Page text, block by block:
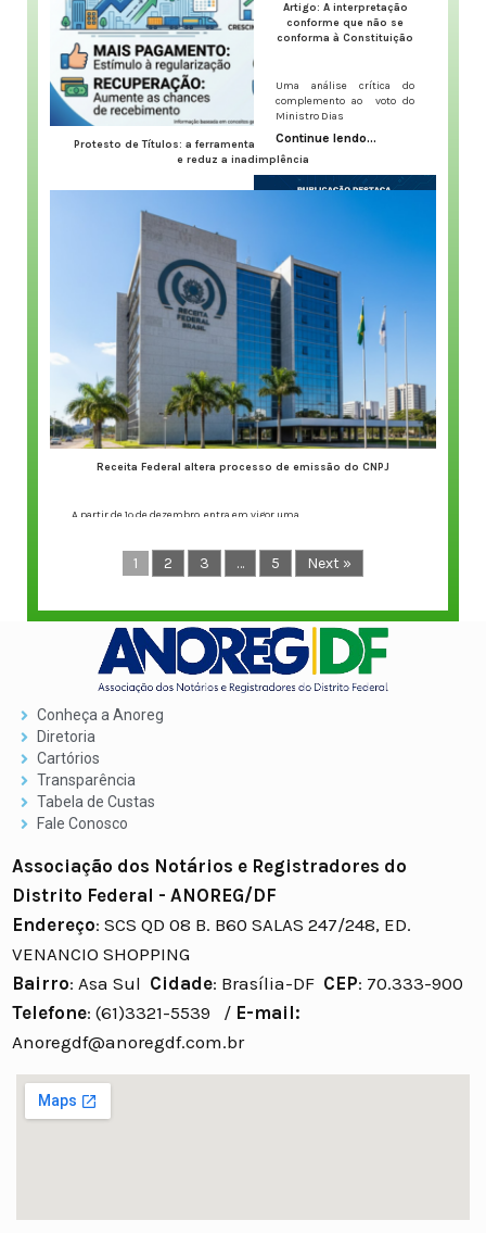
Protesto de Títulos: a ferramenta que impulsiona a economia
e reduz a inadimplência
A inadimplência no Brasil virou um ruído de fundo constante,
Continue lendo...
Artigo: A interpretação
conforme que não se
conforma à Constituição
Uma análise crítica do
complemento ao voto do
Ministro Dias
Continue lendo...
Publicação aponta salto
de eficiência e economia
para o cidadão por meio
do trabalho dos
cartórios de RTD e RCPJ
Nos últimos anos, as
especialidades
digitalização dos serviços
Receita Federal altera processo de emissão do CNPJ
A partir de 1º de dezembro, entra em vigor uma
1 2 3 … 5 Next »
Conheça a Anoreg
Diretoria
Cartórios
Transparência
Tabela de Custas
Fale Conosco
Associação dos Notários e Registradores do
Distrito Federal - ANOREG/DF
Endereço: SCS QD 08 B. B60 SALAS 247/248, ED.
VENANCIO SHOPPING
Bairro: Asa Sul Cidade: Brasília-DF CEP: 70.333-900
Telefone: (61)3321-5539 / E-mail:
Anoregdf@anoregdf.com.br